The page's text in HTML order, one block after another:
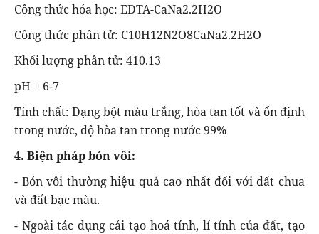
Công thức hóa học: EDTA-CaNa2.2H2O
Công thức phân tử: C10H12N2O8CaNa2.2H2O
Khối lượng phân tử: 410.13
pH = 6-7
Tính chất: Dạng bột màu trắng, hòa tan tốt và ổn định
trong nước, độ hòa tan trong nước 99%
4. Biện pháp bón vôi:
- Bón vôi thường hiệu quả cao nhất đối với dất chua
và đất bạc màu.
- Ngoài tác dụng cải tạo hoá tính, lí tính của đất, tạo